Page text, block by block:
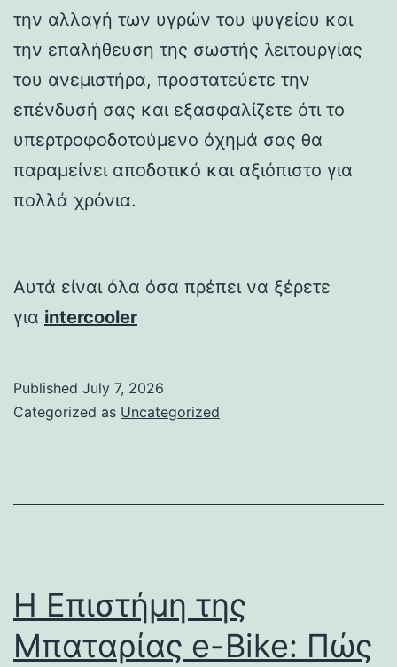
την αλλαγή των υγρών του ψυγείου και
την επαλήθευση της σωστής λειτουργίας
του ανεμιστήρα, προστατεύετε την
επένδυσή σας και εξασφαλίζετε ότι το
υπερτροφοδοτούμενο όχημά σας θα
παραμείνει αποδοτικό και αξιόπιστο για
πολλά χρόνια.
Αυτά είναι όλα όσα πρέπει να ξέρετε
για intercooler
Published July 7, 2026
Categorized as Uncategorized
Η Επιστήμη της
Μπαταρίας e-Bike: Πώς